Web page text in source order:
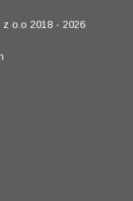
o.o 2018 - 2026